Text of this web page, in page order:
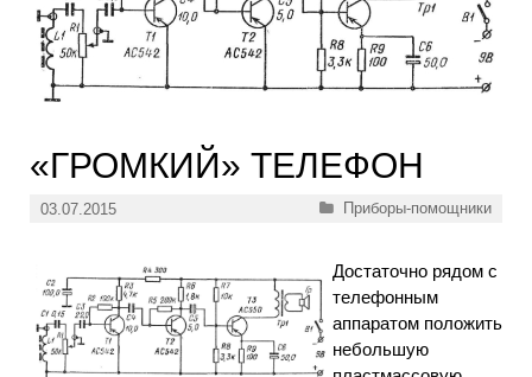
«ГРОМКИЙ» ТЕЛЕФОН
03.07.2015 Рубрики
Приборы-помощники
Достаточно рядом с
телефонным
аппаратом положить
небольшую